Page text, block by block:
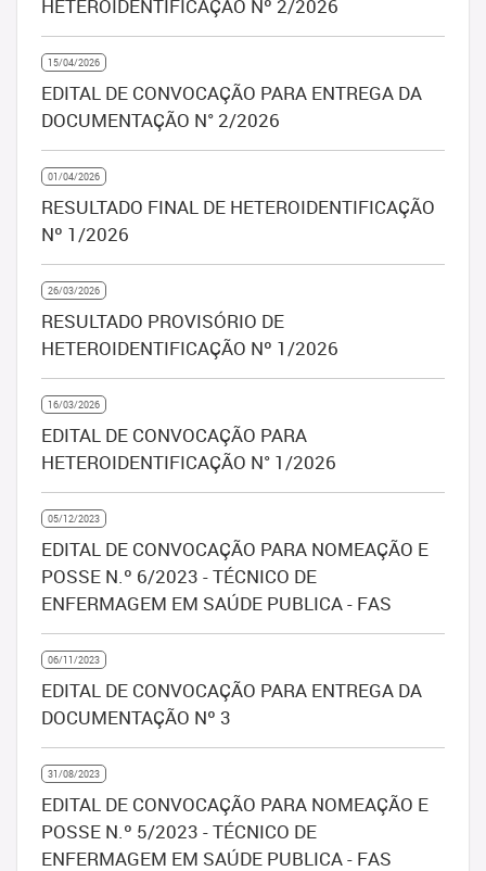
HETEROIDENTIFICAÇÃO Nº 2/2026
15/04/2026
EDITAL DE CONVOCAÇÃO PARA ENTREGA DA
DOCUMENTAÇÃO N° 2/2026
01/04/2026
RESULTADO FINAL DE HETEROIDENTIFICAÇÃO
Nº 1/2026
26/03/2026
RESULTADO PROVISÓRIO DE
HETEROIDENTIFICAÇÃO Nº 1/2026
16/03/2026
EDITAL DE CONVOCAÇÃO PARA
HETEROIDENTIFICAÇÃO N° 1/2026
05/12/2023
EDITAL DE CONVOCAÇÃO PARA NOMEAÇÃO E
POSSE N.º 6/2023 - TÉCNICO DE
ENFERMAGEM EM SAÚDE PUBLICA - FAS
06/11/2023
EDITAL DE CONVOCAÇÃO PARA ENTREGA DA
DOCUMENTAÇÃO Nº 3
31/08/2023
EDITAL DE CONVOCAÇÃO PARA NOMEAÇÃO E
POSSE N.º 5/2023 - TÉCNICO DE
ENFERMAGEM EM SAÚDE PUBLICA - FAS